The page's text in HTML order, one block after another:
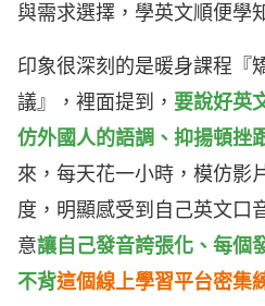
與需求選擇，學英文順便學
印象很深刻的是暖身課程『
議』，裡面提到， 要說好英
仿外國人的語調、抑揚頓挫
來，每天花一小時，模仿影
度，明顯感受到自己英文口
意讓自己發音誇張化、每個
不背這個線上學習平台密集